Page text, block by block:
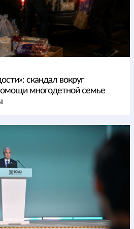
скандал вокруг
многодетной семье